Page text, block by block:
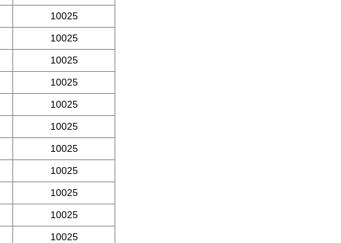
10025
10025
10025
10025
10025
10025
10025
10025
10025
10025
10025